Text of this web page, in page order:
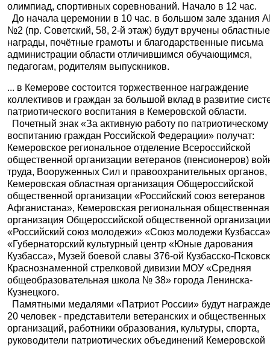
олимпиад, спортивных соревнований. Начало в 12 час.
До начала церемонии в 10 час. в большом зале здания
№2 (пр. Советский, 58, 2-й этаж) будут вручены областные
награды, почётные грамоты и благодарственные письма
администрации области отличившимся обучающимся,
педагогам, родителям выпускников.
... в Кемерове состоится торжественное награждение
коллективов и граждан за большой вклад в развитие
патриотического воспитания в Кемеровской области.
Почетный знак «За активную работу по патриотическому
воспитанию граждан Российской Федерации» получат:
Кемеровское региональное отделение Всероссийской
общественной организации ветеранов (пенсионеров)
труда, Вооруженных Сил и правоохранительных органов,
Кемеровская областная организация Общероссийской
общественной организации «Российский союз ветеранов
Афганистана», Кемеровская региональная общественная
организация Общероссийской общественной
«Российский союз молодежи» «Союз молодежи
«Губернаторский культурный центр «Юные дарования
Кузбасса», Музей боевой славы 376-ой Кузбасско-
Краснознаменной стрелковой дивизии МОУ «Средняя
общеобразовательная школа № 38» города Ленинска-
Кузнецкого.
Памятными медалями «Патриот России» будут
20 человек - представители ветеранских и общественных
организаций, работники образования, культуры, спорта,
руководители патриотических объединений Кемеровской